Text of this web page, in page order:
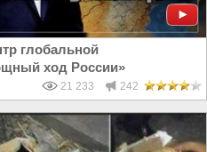
глобальной
ход России»
21 233 242